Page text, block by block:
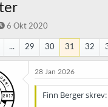
S
a
r
d
a
t
6 Okt 2020
... 29 30 31 32
28 Jan 2026
Finn Berger skrev: